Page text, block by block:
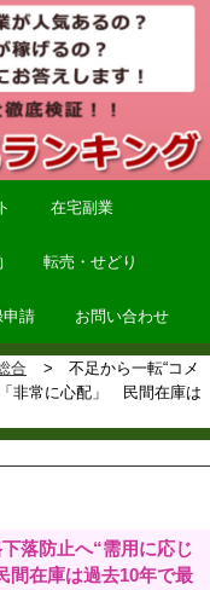
在宅副業
転売・せどり
申請 お問い合わせ
合
不足から一転“コメ
非常に心配」 民間在庫は
落防止へ“需用に応じ
在庫は過去10年で最